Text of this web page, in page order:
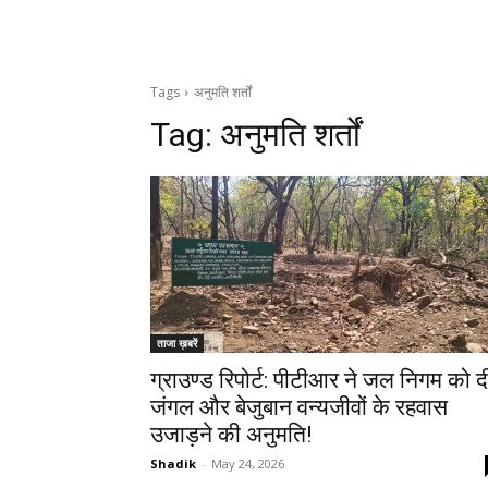
Tags अनुमति शर्तों
Tag: अनुमति शर्तों
ताजा ख़बरें
ग्राउण्ड रिपोर्ट: पीटीआर ने जल निगम को
जंगल और बेजुबान वन्यजीवों के रहवास
उजाड़ने की अनुमति!
Shadik - May 24, 2026